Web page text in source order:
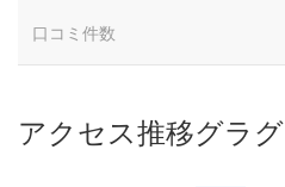
口コミ件数
アクセス推移グラグ